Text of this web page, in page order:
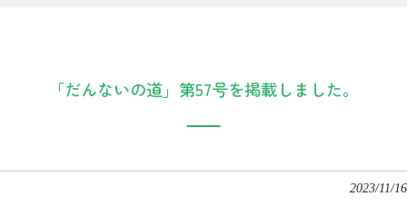
「だんないの道」第57号を掲載しました。
2023/11/16